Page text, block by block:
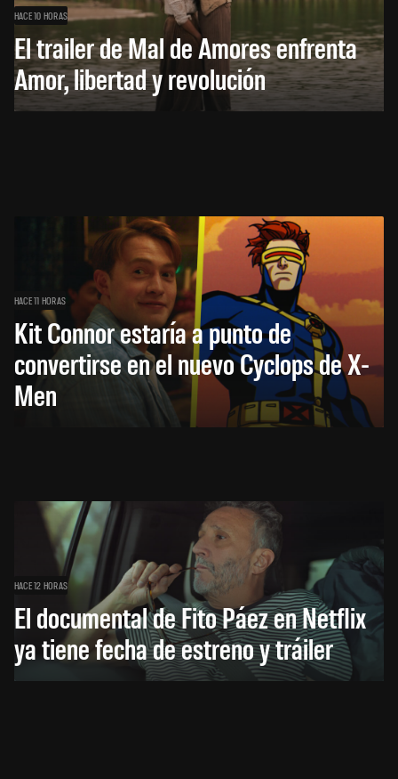
HACE 10 HORAS
El trailer de Mal de Amores enfrenta
Amor, libertad y revolución
HACE 11 HORAS
Kit Connor estaría a punto de
convertirse en el nuevo Cyclops de X-
Men
HACE 12 HORAS
El documental de Fito Páez en Netflix
ya tiene fecha de estreno y tráiler